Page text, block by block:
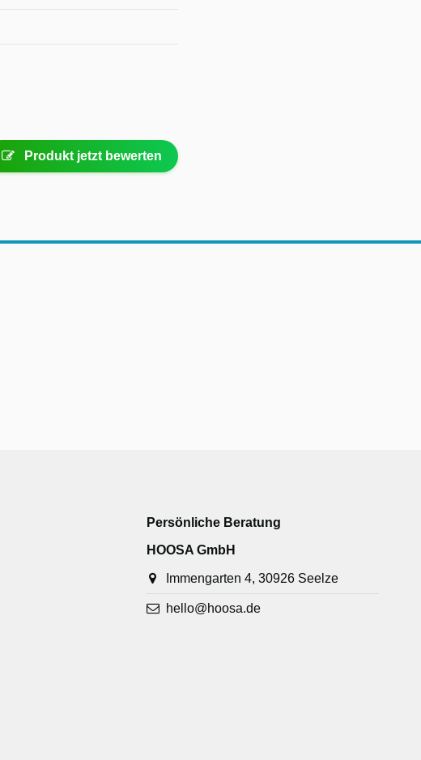
Produkt jetzt bewerten
Persönliche Beratung
HOOSA GmbH
Immengarten 4, 30926 Seelze
hello@hoosa.de